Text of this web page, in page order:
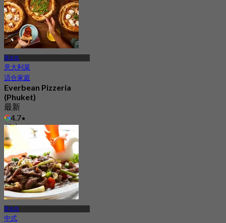
普吉岛
意大利菜
适合家庭
Everbean Pizzeria
(Phuket)
最新
4.7
起฿ 336.33
普吉岛
中式